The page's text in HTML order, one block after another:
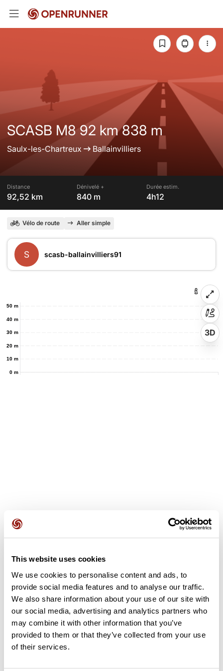
This website uses cookies
We use cookies to personalise content and ads, to
provide social media features and to analyse our traffic.
We also share information about your use of our site with
our social media, advertising and analytics partners who
may combine it with other information that you’ve
provided to them or that they’ve collected from your use
of their services.
SCASB M8 92 km 838 m
Saulx-les-Chartreux Ballainvilliers
Distance
92,52 km
Dénivelé +
840 m
Durée estim.
4h12
Vélo de route Aller simple
S scasb-ballainvilliers91
0 m
10 m
20 m
30 m
40 m
50 m
3D
Ajouter un avis
Découvrez ce parcours de vélo de 92,5 km qui débute à Saulx-